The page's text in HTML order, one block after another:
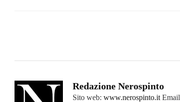
Redazione Nerospinto
Sito web: www.nerospinto.it Email